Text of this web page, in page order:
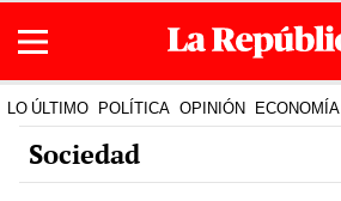
LO ÚLTIMO POLÍTICA OPINIÓN ECONOMÍA
Sociedad